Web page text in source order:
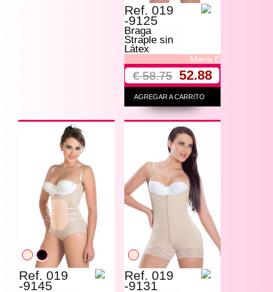
Ref. 019
-9125
Braga
Straple sin
Látex
Maria E
€ 58.75 52.88
AGREGAR A CARRITO
Ref. 019
-9145
Ref. 019
-9131